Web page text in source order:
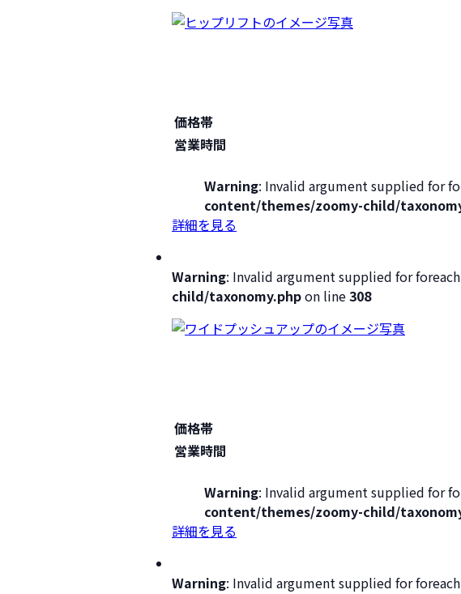
価格帯
営業時間
Warning: Invalid argument supplied for
content/themes/zoomy-child/
詳細を見る
Warning: Invalid argument supplied for
child/taxonomy.phpon line308
価格帯
営業時間
Warning: Invalid argument supplied for
content/themes/zoomy-child/
詳細を見る
Warning: Invalid argument supplied for